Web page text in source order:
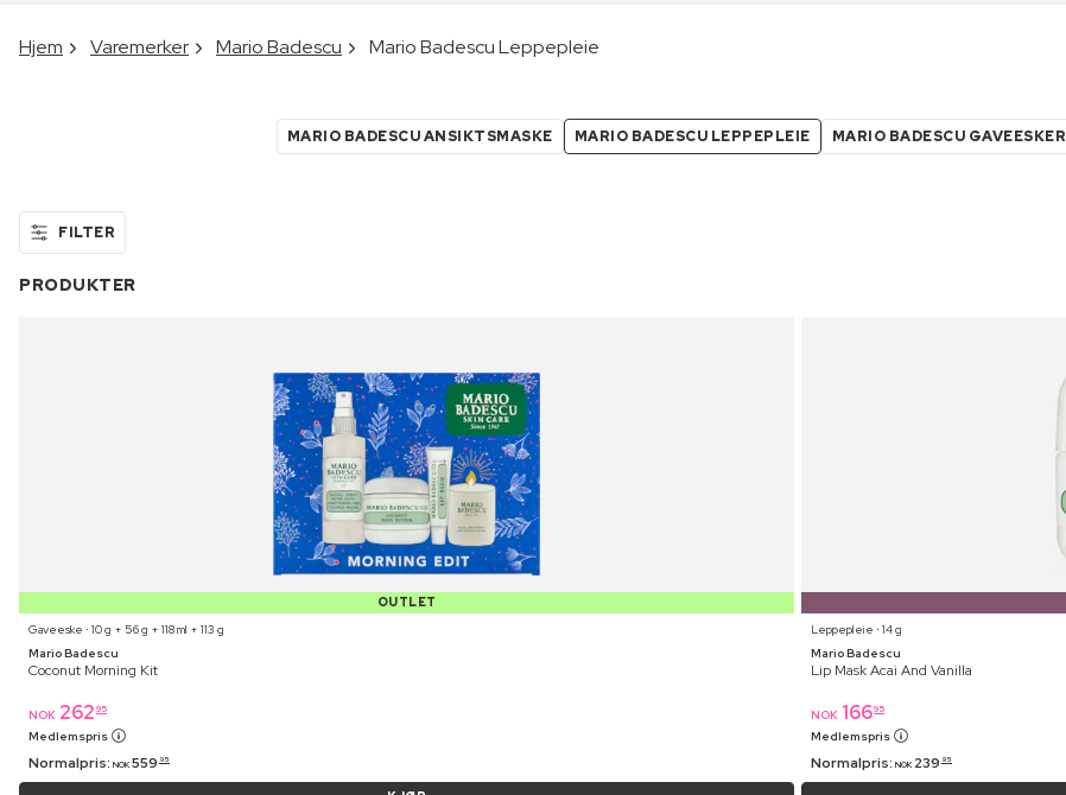
Hjem Varemerker Mario Badescu Mario Badescu Leppepleie
MARIO BADESCU ANSIKTSMASKE MARIO BADESCU LEPPEPLEIE MARIO BADESCU GAVEESKER
FILTER
PRODUKTER
OUTLET
Gaveeske ⋅ 10 g + 56 g + 118 ml + 113 g
Mario Badescu
Coconut Morning Kit
NOK 262 95
Medlemspris
Normalpris: NOK 559 95
Leppepleie ⋅ 14 g
Mario Badescu
Lip Mask Acai And Vanilla
NOK 16695
Medlemspris
Normalpris: NOK 239 95